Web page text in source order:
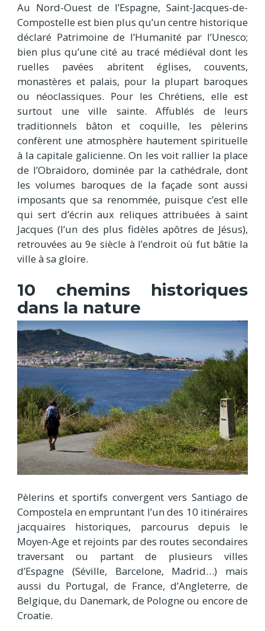
Au Nord-Ouest de l’Espagne, Saint-Jacques-de-
Compostelle est bien plus qu’un centre historique
déclaré Patrimoine de l’Humanité par l’Unesco;
bien plus qu’une cité au tracé médiéval dont les
ruelles pavées abritent églises, couvents,
monastères et palais, pour la plupart baroques
ou néoclassiques. Pour les Chrétiens, elle est
surtout une ville sainte. Affublés de leurs
traditionnels bâton et coquille, les pèlerins
confèrent une atmosphère hautement spirituelle
à la capitale galicienne. On les voit rallier la place
de l’Obraidoro, dominée par la cathédrale, dont
les volumes baroques de la façade sont aussi
imposants que sa renommée, puisque c’est elle
qui sert d’écrin aux reliques attribuées à saint
Jacques (l’un des plus fidèles apôtres de Jésus),
retrouvées au 9e siècle à l’endroit où fut bâtie la
ville à sa gloire.
10 chemins historiques
dans la nature
Pèlerins et sportifs convergent vers Santiago de
Compostela en empruntant l’un des 10 itinéraires
jacquaires historiques, parcourus depuis le
Moyen-Age et rejoints par des routes secondaires
traversant ou partant de plusieurs villes
d’Espagne (Séville, Barcelone, Madrid…) mais
aussi du Portugal, de France, d’Angleterre, de
Belgique, du Danemark, de Pologne ou encore de
Croatie.